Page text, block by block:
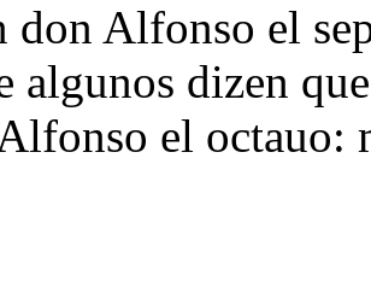
don Alfonso el
algunos dizen
el octauo: